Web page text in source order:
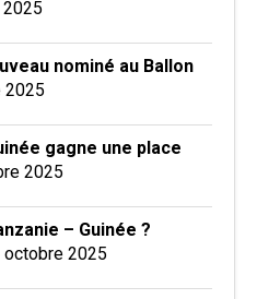
nominé au Ballon
2025
gagne une place
2025
– Guinée ?
octobre 2025